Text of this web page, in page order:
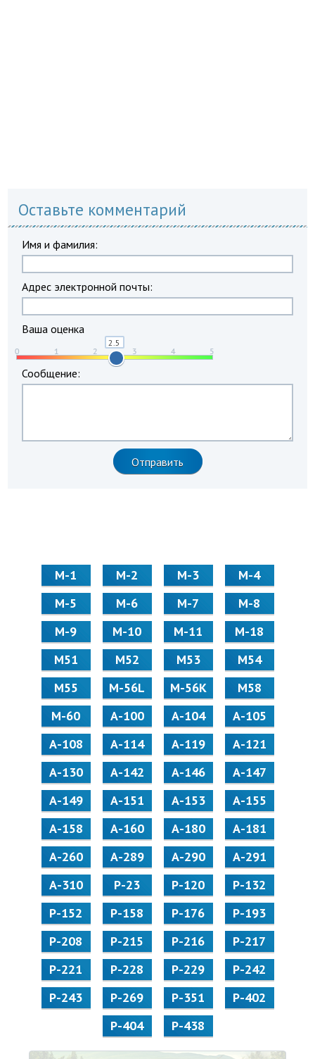
Оставьте комментарий
Имя и фамилия:
Адрес электронной почты:
Ваша оценка
Сообщение:
М-1 М-2 М-3
М-4
М-5
М-6 М-7
М-8
М-9
М-10 М-11
М-18
М51
М52 М53
М54
М55
M-56L M-56K
М58
M-60
А-100 А-104
А-105
А-108
А-114 А-119
А-121
А-130
А-142 А-146
А-147
А-149
А-151 А-153
А-155
А-158
А-160 А-180
А-181
А-260
А-289 А-290
А-291
А-310
Р-23 Р-120
Р-132
Р-152
Р-158 Р-176
Р-193
Р-208
Р-215 Р-216
Р-217
Р-221
Р-228 Р-229
Р-242
Р-243
Р-269 Р-351
Р-402
Р-404
Р-438